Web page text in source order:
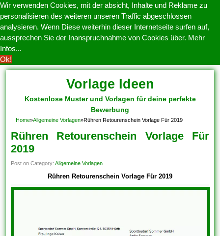
Wir verwenden Cookies, mit der absicht, Inhalte und Reklame zu
personalisieren des weiteren unseren Traffic abgeschlossen
analysieren. Wenn Diese weiterhin dieser Internetseite surfen auf,
aussprechen Sie der Inanspruchnahme von Cookies über. Mehr
Infos...
Ok!
Vorlage Ideen
Kostenlose Muster und Vorlagen für deine perfekte
Bewerbung
Home»Allgemeine Vorlagen»Rühren Retourenschein Vorlage Für 2019
Rühren Retourenschein Vorlage Für
2019
Post on Category:Allgemeine Vorlagen
Rühren Retourenschein Vorlage Für 2019